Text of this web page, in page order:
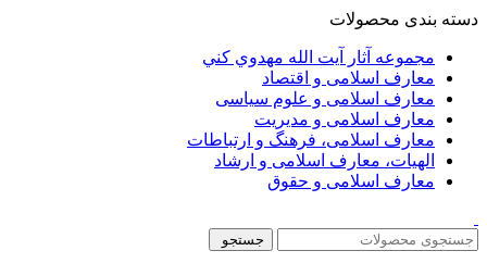
دسته بندی محصولات
مجموعه آثار آيت الله مهدوي كني
معارف اسلامی و اقتصاد
معارف اسلامی و علوم سیاسی
معارف اسلامی و مدیریت
معارف اسلامی، فرهنگ و ارتباطات
الهیات، معارف اسلامی و ارشاد
معارف اسلامی و حقوق
جستجو